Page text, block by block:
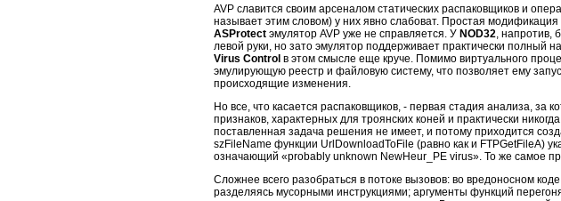
AVP славится своим арсеналом статических распаковщиков и
называет этим словом) у них явно слабоват. Простая
ASProtect эмулятор AVP уже не справляется. У NOD32, напротив,
левой руки, но зато эмулятор поддерживает практически полный
Virus Control в этом смысле еще круче. Помимо виртуального
эмулирующую реестр и файловую систему, что позволяет ему
происходящие изменения.
Но все, что касается распаковщиков, - первая стадия анализа, за
признаков, характерных для троянских коней и практически
поставленная задача решения не имеет, и потому приходится
szFileName функции UrlDownloadToFile (равно как и FTPGetFileA)
означающий «probably unknown NewHeur_PE virus». То же самое
Сложнее всего разобраться в потоке вызовов: во вредоносном
разделяясь мусорными инструкциями; аргументы функций